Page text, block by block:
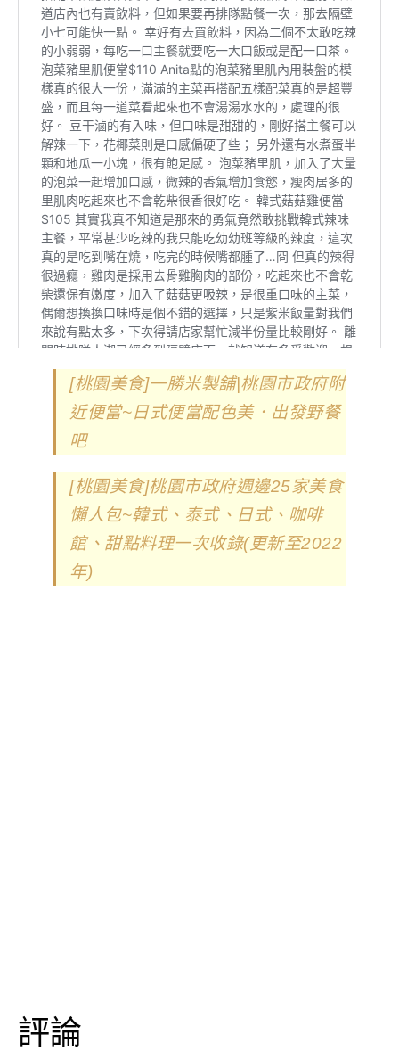
[桃園美食]一勝米製舖|桃園市政府附
近便當~日式便當配色美．出發野餐
吧
[桃園美食]桃園市政府週邊25家美食
懶人包~韓式、泰式、日式、咖啡
館、甜點料理一次收錄(更新至2022
年)
評論